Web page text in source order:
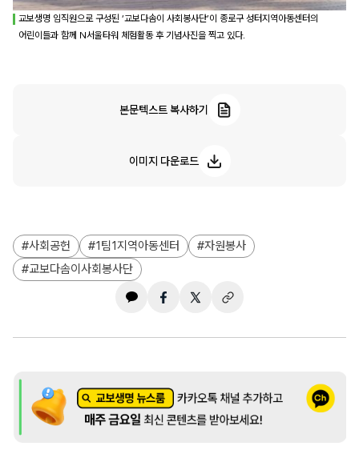
교보생명 임직원으로 구성된 ‘교보다솜이 사회봉사단’이 종로구 성터지역아동센터의
어린이들과 함께 N서울타워 체험활동 후 기념사진을 찍고 있다.
본문텍스트 복사하기
이미지 다운로드
사회공헌 1팀1지역아동센터
자원봉사
교보다솜이사회봉사단